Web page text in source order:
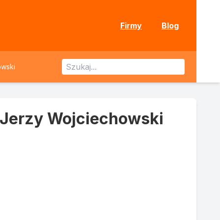
Firmy Blog
Wojciechowski